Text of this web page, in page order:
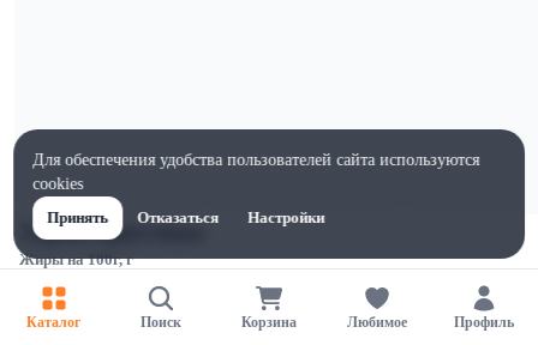
Характеристики
Жиры на 100г, г
Ширина, мм
Каталог Поиск Корзина Любимое Профиль
Для обеспечения удобства пользователей сайта используются
cookies
Принять
Отказаться Настройки